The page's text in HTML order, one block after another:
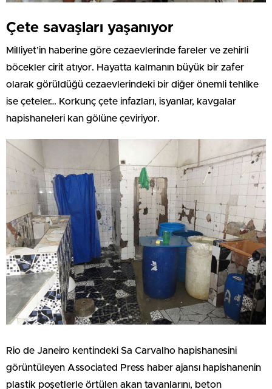
Çete savaşları yaşanıyor
Milliyet’in haberine göre cezaevlerinde fareler ve zehirli
böcekler cirit atıyor. Hayatta kalmanın büyük bir zafer
olarak görüldüğü cezaevlerindeki bir diğer önemli tehlike
ise çeteler… Korkunç çete infazları, isyanlar, kavgalar
hapishaneleri kan gölüne çeviriyor.
Rio de Janeiro kentindeki Sa Carvalho hapishanesini
görüntüleyen Associated Press haber ajansı hapishanenin
plastik poşetlerle örtülen akan tavanlarını, beton